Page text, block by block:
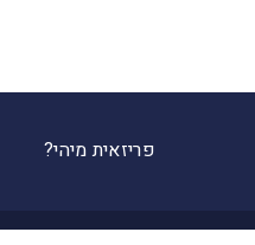
פריזאית מיהי?